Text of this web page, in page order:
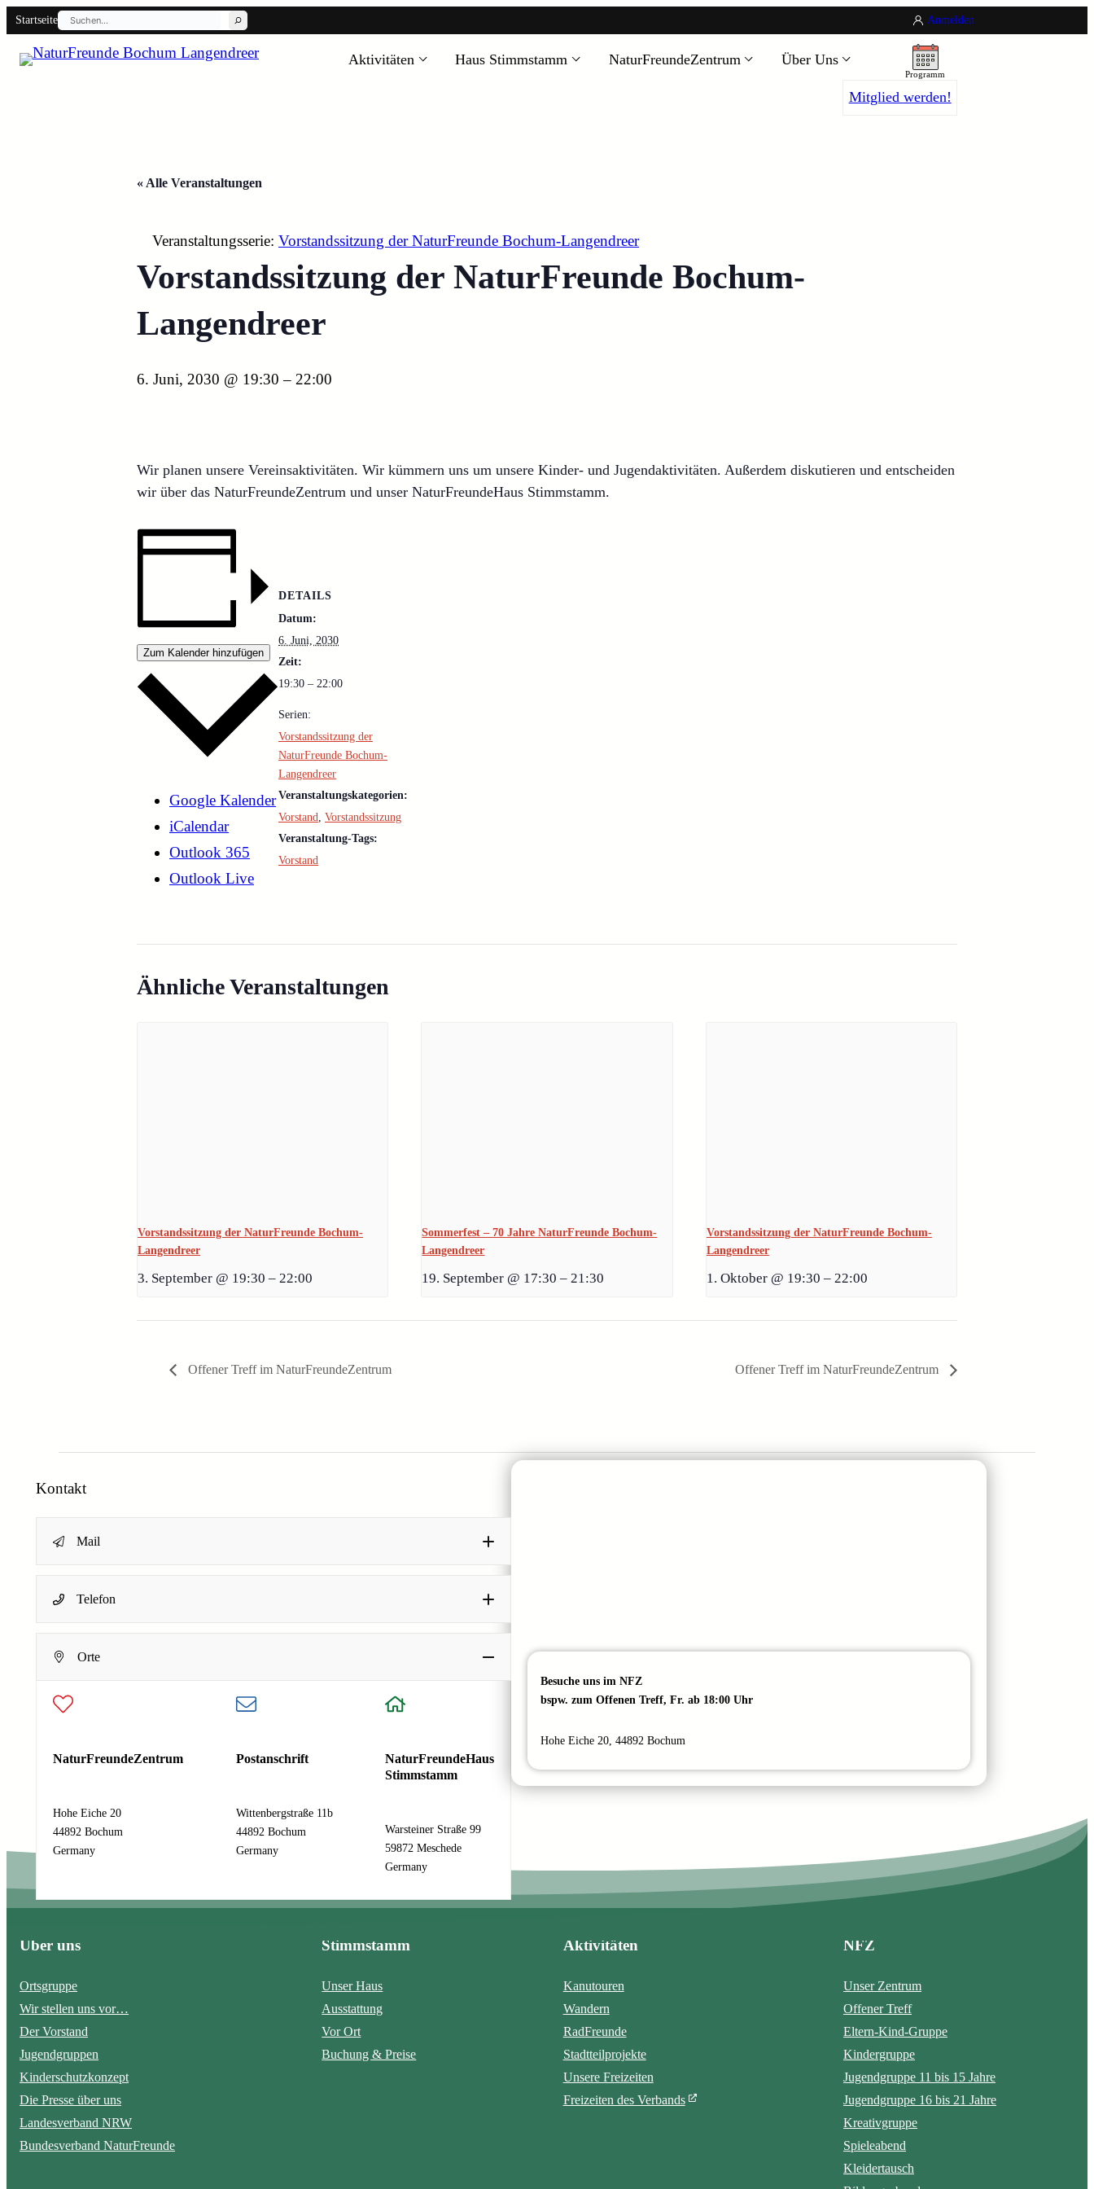
Startseite
Suchen
Anmelden
Aktivitäten Haus Stimmstamm NaturFreundeZentrum Über Uns
Programm
Mitglied werden!
« Alle Veranstaltungen
Veranstaltungsserie: Vorstandssitzung der NaturFreunde Bochum-Langendreer
Vorstandssitzung der NaturFreunde Bochum-
Langendreer
6. Juni, 2030 @ 19:30 – 22:00
Wir planen unsere Vereinsaktivitäten. Wir kümmern uns um unsere Kinder- und Jugendaktivitäten. Außerdem diskutieren und entscheiden
wir über das NaturFreundeZentrum und unser NaturFreundeHaus Stimmstamm.
Zum Kalender hinzufügen
Google Kalender
iCalendar
Outlook 365
Outlook Live
DETAILS
Datum:
6. Juni, 2030
Zeit:
19:30 – 22:00
Serien:
Vorstandssitzung der
NaturFreunde Bochum-
Langendreer
Veranstaltungskategorien:
Vorstand Vorstandssitzung
Veranstaltung-Tags:
Vorstand
Ähnliche Veranstaltungen
Vorstandssitzung der NaturFreunde Bochum-
Langendreer
3. September @ 19:30 – 22:00
Sommerfest – 70 Jahre NaturFreunde Bochum-
Langendreer
19. September @ 17:30 – 21:30
Vorstandssitzung der NaturFreunde Bochum-
Langendreer
1. Oktober @ 19:30 – 22:00
Offener Treff im NaturFreundeZentrum Offener Treff im NaturFreundeZentrum
Kontakt
Mail
a
c
r
i
c
E
a
i
l
d
e
s
N
a
m
e
E-Mail-Adresse
Absenden
Telefon
Orte
NaturFreundeZentrum
Hohe Eiche 20
44892 Bochum
Germany
Postanschrift
Wittenbergstraße 11b
44892 Bochum
Germany
NaturFreundeHaus
Stimmstamm
Warsteiner Straße 99
59872 Meschede
Germany
Besuche uns im NFZ
bspw. zum Offenen Treff, Fr. ab 18:00 Uhr
Hohe Eiche 20, 44892 Bochum
Über uns
Ortsgruppe
Wir stellen uns vor…
Der Vorstand
Jugendgruppen
Kinderschutzkonzept
Die Presse über uns
Landesverband NRW
Bundesverband NaturFreunde
Stimmstamm
Unser Haus
Ausstattung
Vor Ort
Buchung & Preise
Aktivitäten
Kanutouren
Wandern
RadFreunde
Stadtteilprojekte
Unsere Freizeiten
Freizeiten des Verbands
NFZ
Unser Zentrum
Offener Treff
Eltern-Kind-Gruppe
Kindergruppe
Jugendgruppe 11 bis 15 Jahre
Jugendgruppe 16 bis 21 Jahre
Kreativgruppe
Spieleabend
Kleidertausch